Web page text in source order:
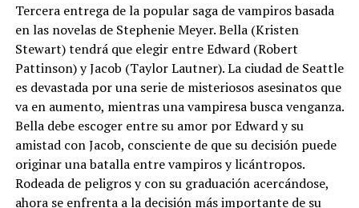
Tercera entrega de la popular saga de vampiros basada
en las novelas de Stephenie Meyer. Bella (Kristen
Stewart) tendrá que elegir entre Edward (Robert
Pattinson) y Jacob (Taylor Lautner). La ciudad de Seattle
es devastada por una serie de misteriosos asesinatos que
va en aumento, mientras una vampiresa busca venganza.
Bella debe escoger entre su amor por Edward y su
amistad con Jacob, consciente de que su decisión puede
originar una batalla entre vampiros y licántropos.
Rodeada de peligros y con su graduación acercándose,
ahora se enfrenta a la decisión más importante de su